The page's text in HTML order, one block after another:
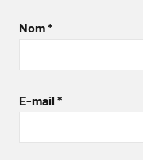
Nom*
E-mail *